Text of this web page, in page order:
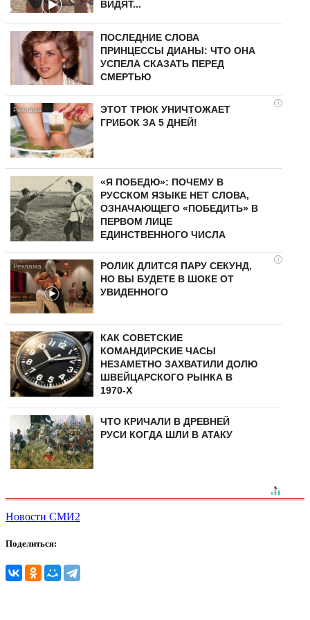
ВИДЯТ...
ПОСЛЕДНИЕ СЛОВА
ПРИНЦЕССЫ ДИАНЫ: ЧТО ОНА
УСПЕЛА СКАЗАТЬ ПЕРЕД
СМЕРТЬЮ
i
ЭТОТ ТРЮК УНИЧТОЖАЕТ
ГРИБОК ЗА 5 ДНЕЙ!
«Я ПОБЕДЮ»: ПОЧЕМУ В
РУССКОМ ЯЗЫКЕ НЕТ СЛОВА,
ОЗНАЧАЮЩЕГО «ПОБЕДИТЬ» В
ПЕРВОМ ЛИЦЕ
ЕДИНСТВЕННОГО ЧИСЛА
i
РОЛИК ДЛИТСЯ ПАРУ СЕКУНД,
НО ВЫ БУДЕТЕ В ШОКЕ ОТ
УВИДЕННОГО
КАК СОВЕТСКИЕ
КОМАНДИРСКИЕ ЧАСЫ
НЕЗАМЕТНО ЗАХВАТИЛИ ДОЛЮ
ШВЕЙЦАРСКОГО РЫНКА В
1970-Х
ЧТО КРИЧАЛИ В ДРЕВНЕЙ
РУСИ КОГДА ШЛИ В АТАКУ
Новости СМИ2
Поделиться: